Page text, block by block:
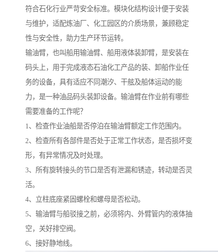
符合石化行业严苛安全标准。模块化结构设计便于安装
与维护，适配炼油厂、化工园区的介质场景，兼顾稳定
性与安全性，助力生产环节运转。
输油臂，也叫船用输油臂、船用液体装卸臂，是安装在
码头上，用于完成液态石油化工产品的装、卸船作业任
务的设备，具有适应不同潮汐、干舷及船体运动的能
力，是一种油品码头装卸设备。输油臂在作业前有哪些
需要准备的工作呢？
1、检查作业油船是否停泊在输油臂额定工作范围内。
2、检查所有各部件是否处于正常工作状态，是否损坏变
形，有异常情况及时处理。
3、所有旋转接头的节口是否有泄漏和锈迹，转动是否灵
活。
4、立柱底座紧固螺栓和螺母是否松动。
5、输油臂与船驳接之前，必须将内、外臂管内的液体抽
空，关好排空阀。
6、接好静地线。